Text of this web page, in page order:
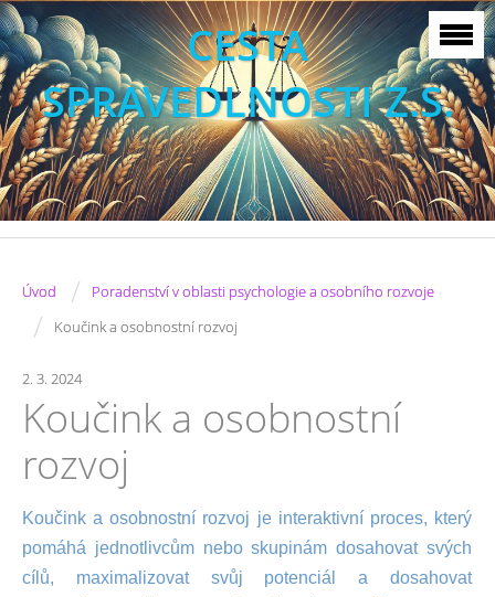
CESTA
SPRAVEDLNOSTI Z.S.
Úvod / Poradenství v oblasti psychologie a osobního rozvoje
/ Koučink a osobnostní rozvoj
2. 3. 2024
Koučink a osobnostní
rozvoj
Koučink a osobnostní rozvoj je interaktivní proces, který
pomáhá jednotlivcům nebo skupinám dosahovat svých
cílů, maximalizovat svůj potenciál a dosahovat